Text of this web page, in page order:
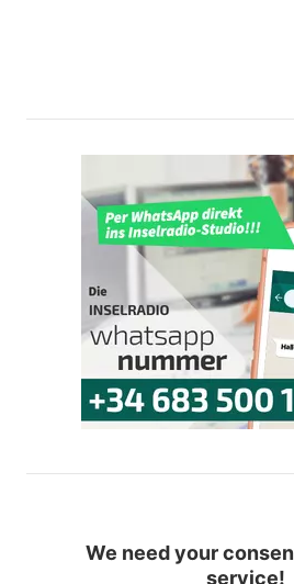
We need your
service!